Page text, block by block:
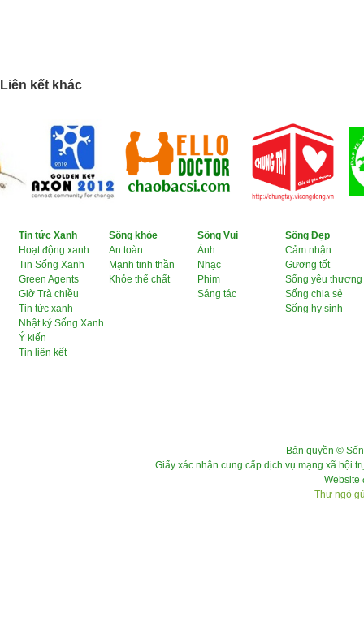
Liên kết khác
Tin tức Xanh
Hoạt động xanh
Tin Sống Xanh
Green Agents
Giờ Trà chiều
Tin tức xanh
Nhật ký Sống Xanh
Ý kiến
Tin liên kết
Sống khỏe
An toàn
Mạnh tinh thần
Khỏe thể chất
Sống Vui
Ảnh
Nhạc
Phim
Sáng tác
Sống Đẹp
Cảm nhận
Gương tốt
Sống yêu thương
Sống chia sẻ
Sống hy sinh
Bản quyền ©
Giấy xác nhận cung cấp dịch vụ mạng xã hội
Website
Thư ngỏ